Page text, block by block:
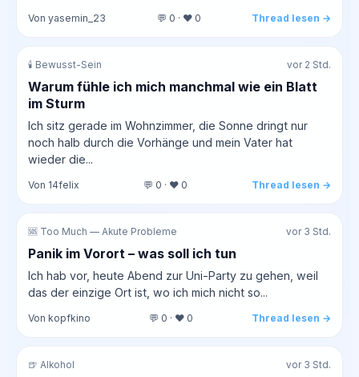
Von yasemin_23 💬 0 · ❤️ 0 Thread lesen →
🕯️ Bewusst-Sein vor 2 Std.
Warum fühle ich mich manchmal wie ein Blatt
im Sturm
Ich sitz gerade im Wohnzimmer, die Sonne dringt nur
noch halb durch die Vorhänge und mein Vater hat
wieder die...
Von 14felix 💬 0 · ❤️ 0 Thread lesen →
🆘 Too Much — Akute Probleme vor 3 Std.
Panik im Vorort – was soll ich tun
Ich hab vor, heute Abend zur Uni-Party zu gehen, weil
das der einzige Ort ist, wo ich mich nicht so...
Von kopfkino 💬 0 · ❤️ 0 Thread lesen →
🍺 Alkohol vor 3 Std.